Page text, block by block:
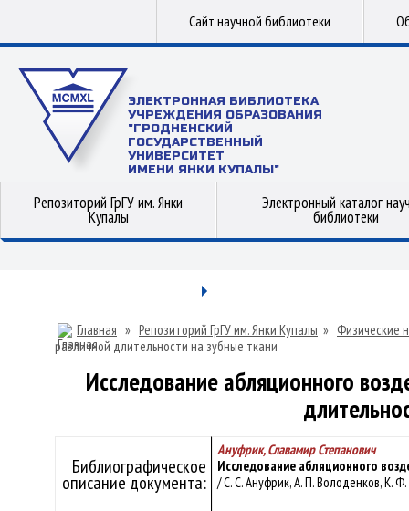
Сайт научной библиотеки
ЭЛЕКТРОННАЯ БИБЛИОТЕКА
УЧРЕЖДЕНИЯ ОБРАЗОВАНИЯ
"ГРОДНЕНСКИЙ
ГОСУДАРСТВЕННЫЙ
УНИВЕРСИТЕТ
ИМЕНИ ЯНКИ КУПАЛЫ"
Репозиторий ГрГУ им. Янки
Купалы
Электронный каталог
библиотеки
Главная » Репозиторий ГрГУ им. Янки Купалы » Физические
различной длительности на зубные ткани
Исследование абляционного
Библиографическое
описание документа:
Ануфрик, Славамир Степанович
Исследование абляционного
/ С. С. Ануфрик, А. П. Володенков, К.